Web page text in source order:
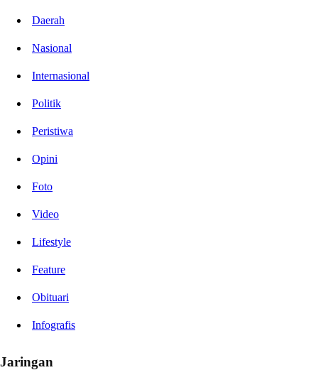
Daerah
Nasional
Internasional
Politik
Peristiwa
Opini
Foto
Video
Lifestyle
Feature
Obituari
Infografis
Jaringan